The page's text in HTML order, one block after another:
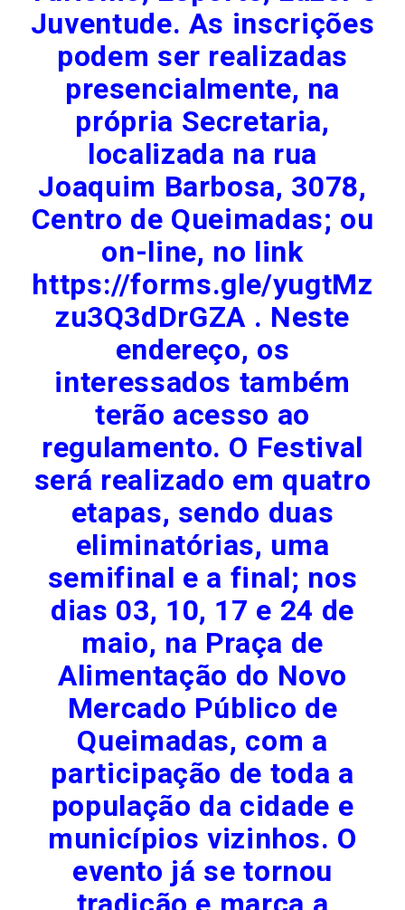
Juventude. As inscrições
podem ser realizadas
presencialmente, na
própria Secretaria,
localizada na rua
Joaquim Barbosa, 3078,
Centro de Queimadas; ou
on-line, no link
https://forms.gle/yugtMz
zu3Q3dDrGZA . Neste
endereço, os
interessados também
terão acesso ao
regulamento. O Festival
será realizado em quatro
etapas, sendo duas
eliminatórias, uma
semifinal e a final; nos
dias 03, 10, 17 e 24 de
maio, na Praça de
Alimentação do Novo
Mercado Público de
Queimadas, com a
participação de toda a
população da cidade e
municípios vizinhos. O
evento já se tornou